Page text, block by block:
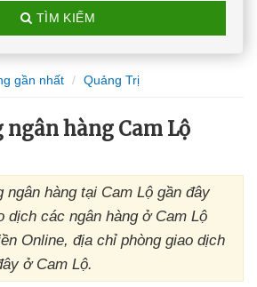
TÌM KIẾM
gần nhất Quảng Trị
ngân hàng Cam Lộ
ngân hàng tại Cam Lộ gần đây
dịch các ngân hàng ở Cam Lộ
Online, địa chỉ phòng giao dịch
ở Cam Lộ.